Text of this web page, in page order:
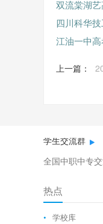
双流棠湖
四川科华
江油一中
上一篇：
学生交流群
全国中职中专交
热点
• 学校库